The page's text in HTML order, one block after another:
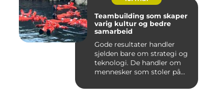
Teambuilding som skaper
varig kultur og bedre
samarbeid
Gode resultater handler
sjelden bare om strategi og
teknologi. De handler om
mennesker som stoler på...